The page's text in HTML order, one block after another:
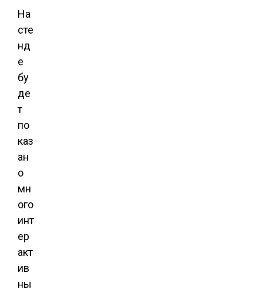
На
сте
нд
е
бу
де
т
по
каз
ан
о
мн
ого
инт
ер
акт
ив
ны